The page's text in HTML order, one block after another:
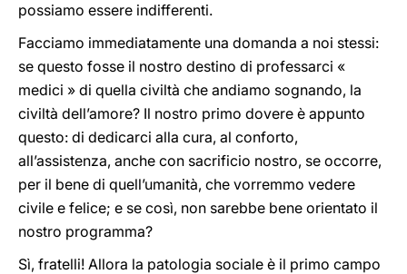
possiamo essere indifferenti.
Facciamo immediatamente una domanda a noi stessi:
se questo fosse il nostro destino di professarci «
medici » di quella civiltà che andiamo sognando, la
civiltà dell’amore? Il nostro primo dovere è appunto
questo: di dedicarci alla cura, al conforto,
all’assistenza, anche con sacrificio nostro, se occorre,
per il bene di quell’umanità, che vorremmo vedere
civile e felice; e se così, non sarebbe bene orientato il
nostro programma?
Sì, fratelli! Allora la patologia sociale è il primo campo